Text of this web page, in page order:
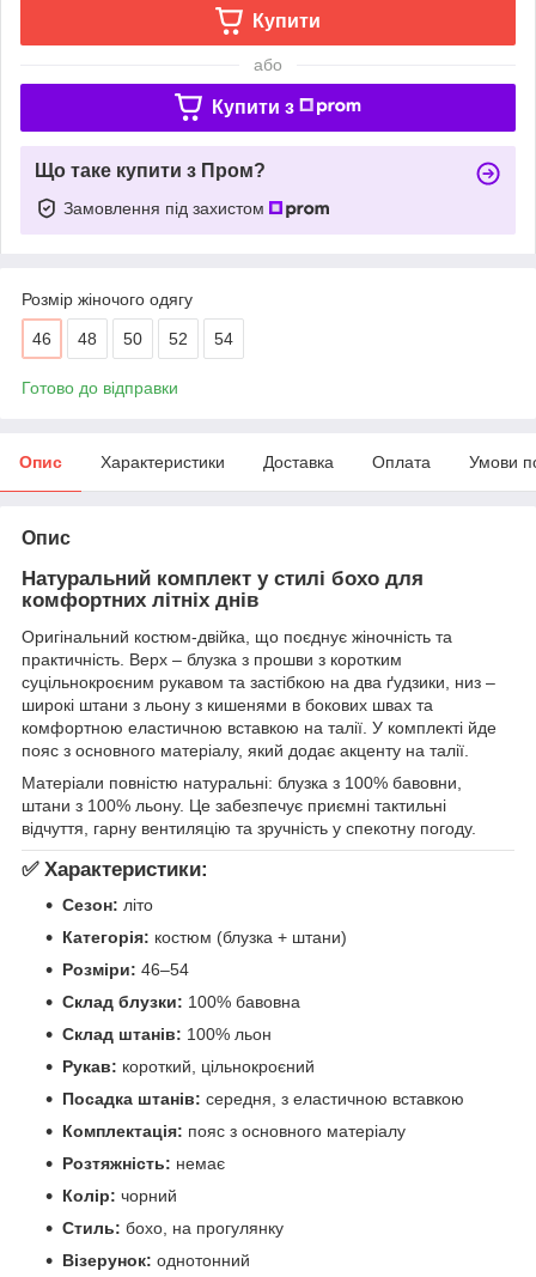
Купити
або
Купити з
Що таке купити з Пром?
Замовлення під захистом
Розмір жіночого одягу
46 48 50 52 54
Готово до відправки
Опис Характеристики Доставка Оплата Умови
Опис
Натуральний комплект у стилі бохо для
комфортних літніх днів
Оригінальний костюм-двійка, що поєднує жіночність та
практичність. Верх – блузка з прошви з коротким
суцільнокроєним рукавом та застібкою на два ґудзики, низ –
широкі штани з льону з кишенями в бокових швах та
комфортною еластичною вставкою на талії. У комплекті йде
пояс з основного матеріалу, який додає акценту на талії.
Матеріали повністю натуральні: блузка з 100% бавовни,
штани з 100% льону. Це забезпечує приємні тактильні
відчуття, гарну вентиляцію та зручність у спекотну погоду.
✅ Характеристики:
Сезон: літо
Категорія: костюм (блузка + штани)
Розміри: 46–54
Склад блузки: 100% бавовна
Склад штанів: 100% льон
Рукав: короткий, цільнокроєний
Посадка штанів: середня, з еластичною вставкою
Комплектація: пояс з основного матеріалу
Розтяжність: немає
Колір: чорний
Стиль: бохо, на прогулянку
Візерунок: однотонний